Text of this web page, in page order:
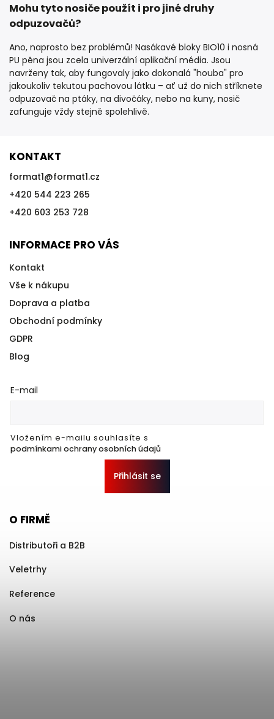
Mohu tyto nosiče použít i pro jiné druhy
odpuzovačů?
Ano, naprosto bez problémů! Nasákavé bloky BIO10 i nosná
PU pěna jsou zcela univerzální aplikační média. Jsou
navrženy tak, aby fungovaly jako dokonalá "houba" pro
jakoukoliv tekutou pachovou látku – ať už do nich stříknete
odpuzovač na ptáky, na divočáky, nebo na kuny, nosič
zafunguje vždy stejně spolehlivě.
KONTAKT
format1@format1.cz
+420 544 223 265
+420 603 253 728
INFORMACE PRO VÁS
Kontakt
Vše k nákupu
Doprava a platba
Obchodní podmínky
GDPR
Blog
E-mail
Vložením e-mailu souhlasíte s
podmínkami ochrany osobních údajů
Přihlásit se
O FIRMĚ
Distributoři a B2B
Veletrhy
Reference
O nás